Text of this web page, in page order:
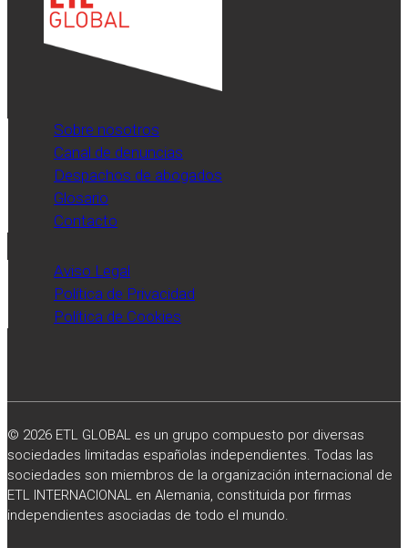
Sobre nosotros
Canal de denuncias
Despachos de abogados
Glosario
Contacto
Aviso Legal
Política de Privacidad
Política de Cookies
© 2026 ETL GLOBAL es un grupo compuesto por diversas
sociedades limitadas españolas independientes. Todas las
sociedades son miembros de la organización internacional de
ETL INTERNACIONAL en Alemania, constituida por firmas
independientes asociadas de todo el mundo.